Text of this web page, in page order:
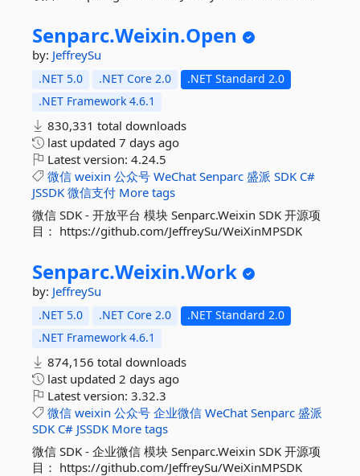
Senparc.Weixin.Open
by: JeffreySu
.NET 5.0 .NET Core 2.0
.NET Standard 2.0
.NET Framework 4.6.1
830,331 total downloads
last updated 7 days ago
Latest version: 4.24.5
微信 weixin 公众号 WeChat Senparc 盛派 SDK C#
JSSDK 微信支付 More tags
微信 SDK - 开放平台 模块 Senparc.Weixin SDK 开源项
目： https://github.com/JeffreySu/WeiXinMPSDK
Senparc.Weixin.Work
by: JeffreySu
.NET 5.0 .NET Core 2.0
.NET Standard 2.0
.NET Framework 4.6.1
874,156 total downloads
last updated 2 days ago
Latest version: 3.32.3
微信 weixin 公众号 企业微信 WeChat Senparc 盛派
SDK C# JSSDK More tags
微信 SDK - 企业微信 模块 Senparc.Weixin SDK 开源项
目： https://github.com/JeffreySu/WeiXinMPSDK